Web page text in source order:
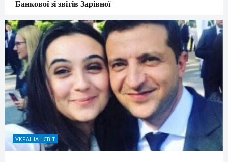
Банкової зі звітів Зарівної
УКРАЇНА І СВІТ